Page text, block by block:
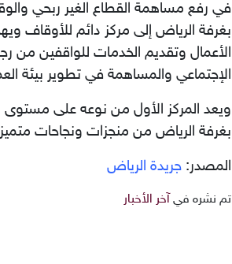
في رفع مساهمة القطاع الغير ربحي
بغرفة الرياض إلى مركز دائم للأوقاف
الأعمال وتقديم الخدمات للواقفين من
الإجتماعي والمساهمة في تطوير بيئة
ويعد المركز الأول من نوعه على مستوى
بغرفة الرياض من منجزات ونجاحات
المصدر: جريدة الرياض
تم نشره في آخر الأخبار